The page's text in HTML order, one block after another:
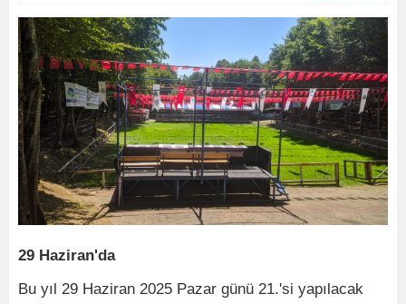
29 Haziran'da
Bu yıl 29 Haziran 2025 Pazar günü 21.'si yapılacak